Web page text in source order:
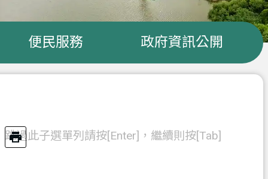
便民服務 政府資訊公開
跳過此子選單列請按[Enter]，繼續則按[Tab]